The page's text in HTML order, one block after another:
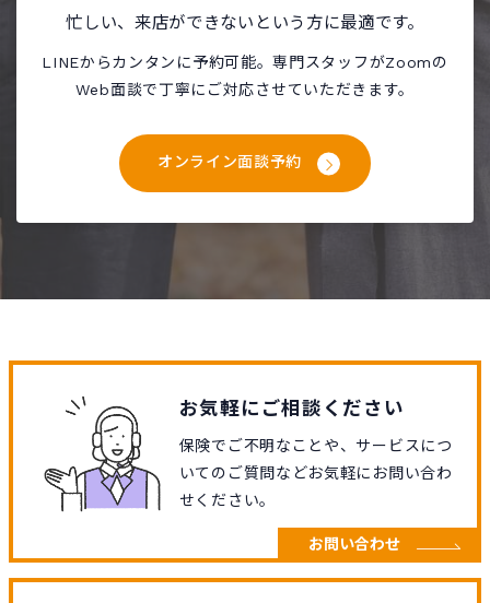
忙しい、来店ができないという方に最適です。
LINEからカンタンに予約可能。専門スタッフがZoomの
Web面談で丁寧にご対応させていただきます。
オンライン面談予約
お気軽にご相談ください
保険でご不明なことや、サービスにつ
いてのご質問などお気軽にお問い合わ
せください。
お問い合わせ